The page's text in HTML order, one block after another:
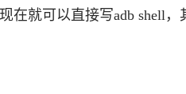
在就可以直接写adb shell，